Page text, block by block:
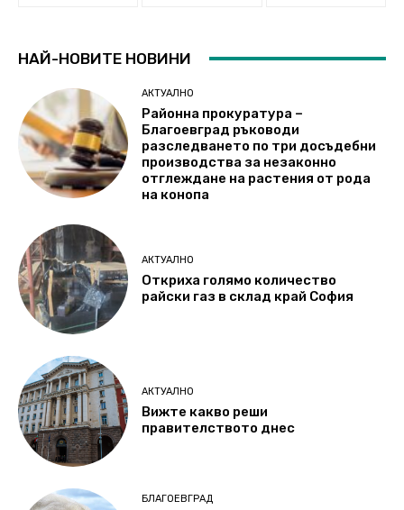
НАЙ-НОВИТЕ НОВИНИ
АКТУАЛНО
Районна прокуратура –
Благоевград ръководи
разследването по три досъдебни
производства за незаконно
отглеждане на растения от рода
на конопа
АКТУАЛНО
Откриха голямо количество
райски газ в склад край София
АКТУАЛНО
Вижте какво реши
правителството днес
БЛАГОЕВГРАД